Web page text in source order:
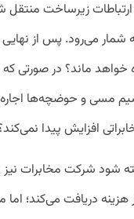
زیرساخت
شمار می‌رود. پس از
ماند؟ در صورتی
مسی و حوضچه‌ها اجاره
افزایش پیدا
شرکت مخابرات نیز